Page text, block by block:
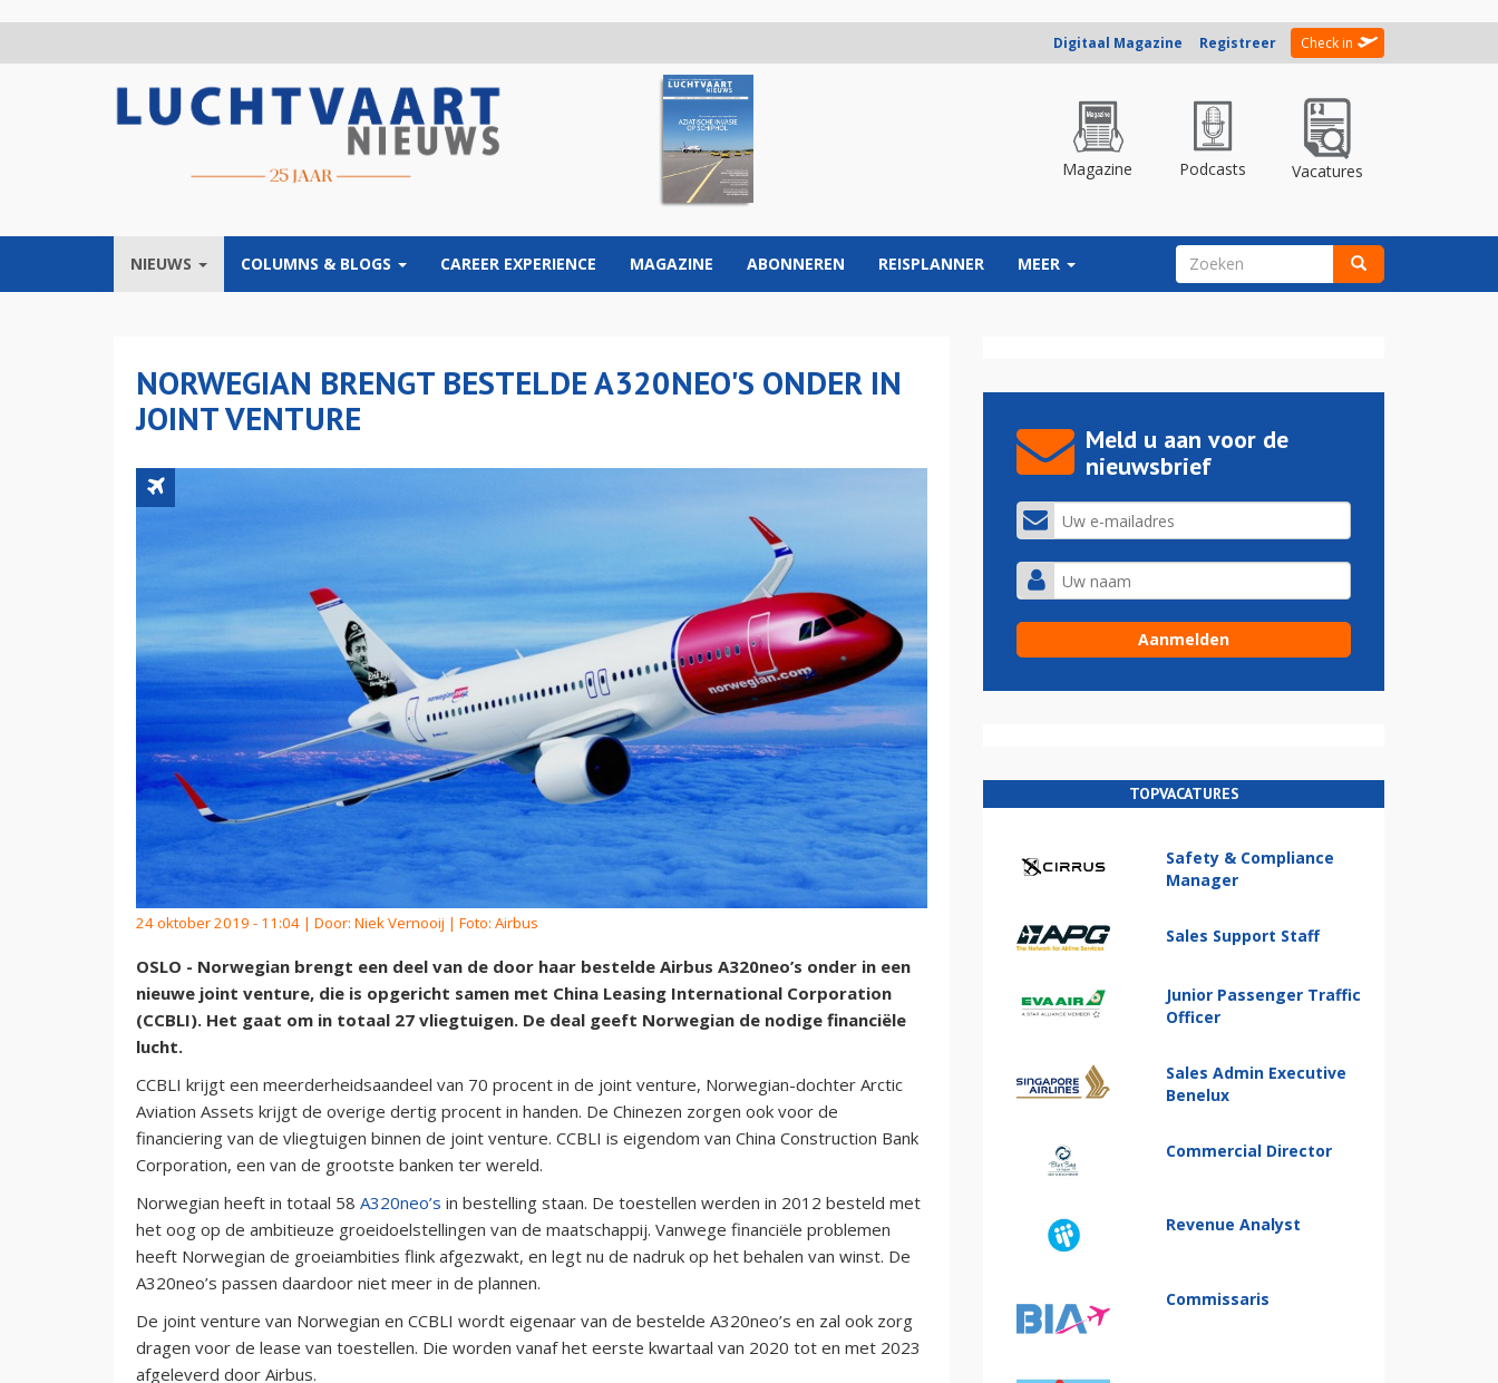
Digitaal Magazine Registreer Check in
Magazine Podcasts Vacatures
NIEUWS COLUMNS & BLOGS CAREER EXPERIENCE MAGAZINE ABONNEREN REISPLANNER MEER ZOEKVELD
NORWEGIAN BRENGT BESTELDE A320NEO'S ONDER IN
JOINT VENTURE
24 oktober 2019 - 11:04 | Door: Niek Vernooij | Foto: Airbus
OSLO - Norwegian brengt een deel van de door haar bestelde Airbus A320neo’s onder in een
nieuwe joint venture, die is opgericht samen met China Leasing International Corporation
(CCBLI). Het gaat om in totaal 27 vliegtuigen. De deal geeft Norwegian de nodige financiële
lucht.
CCBLI krijgt een meerderheidsaandeel van 70 procent in de joint venture, Norwegian-dochter Arctic
Aviation Assets krijgt de overige dertig procent in handen. De Chinezen zorgen ook voor de
financiering van de vliegtuigen binnen de joint venture. CCBLI is eigendom van China Construction Bank
Corporation, een van de grootste banken ter wereld.
Norwegian heeft in totaal 58 A320neo’s in bestelling staan. De toestellen werden in 2012 besteld met
het oog op de ambitieuze groeidoelstellingen van de maatschappij. Vanwege financiële problemen
heeft Norwegian de groeiambities flink afgezwakt, en legt nu de nadruk op het behalen van winst. De
A320neo’s passen daardoor niet meer in de plannen.
De joint venture van Norwegian en CCBLI wordt eigenaar van de bestelde A320neo’s en zal ook zorg
dragen voor de lease van toestellen. Die worden vanaf het eerste kwartaal van 2020 tot en met 2023
afgeleverd door Airbus.
Meld u aan voor de
nieuwsbrief
TOPVACATURES
Safety & Compliance
Manager
Sales Support Staff
Junior Passenger Traffic
Officer
Sales Admin Executive
Benelux
Commercial Director
Revenue Analyst
Commissaris